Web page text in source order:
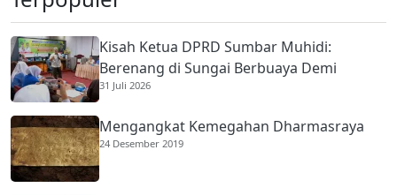
Kisah Ketua DPRD Sumbar Muhidi:
Berenang di Sungai Berbuaya Demi
Membantu Ekonomi Orang Tua
31 Juli 2026
Mengangkat Kemegahan Dharmasraya
24 Desember 2019